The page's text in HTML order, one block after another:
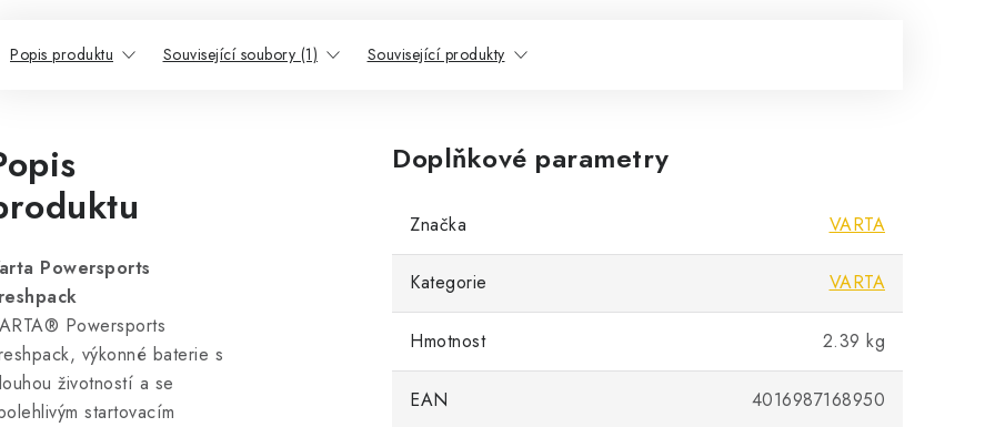
Popis produktu Související soubory (1) Související produkty
Powersports
Powersports
výkonné baterie s
životností a se
startovacím
Doplňkové parametry
Značka VARTA
Kategorie VARTA
Hmotnost 2.39 kg
EAN 4016987168950